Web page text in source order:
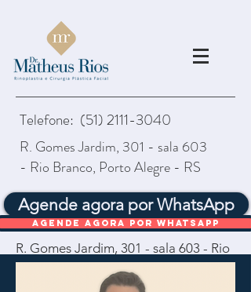
Telefone: (51) 2111-3040
R. Gomes Jardim, 301 - sala 603
- Rio Branco, Porto Alegre - RS
Agende agora por WhatsApp
R. Gomes Jardim, 301 - sala 603 - Rio
Branco, Porto Alegre - RS,
Agende agora por WhatsApp